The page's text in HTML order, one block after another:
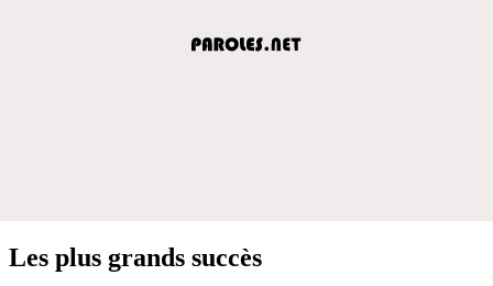
Les plus grands succès